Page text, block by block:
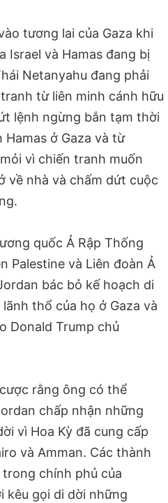
tương lai của Gaza khi
Israel và Hamas đang bị
Netanyahu đang phải
từ liên minh cánh hữu
lệnh ngừng bắn tạm thời
ở Gaza và từ
vì chiến tranh muốn
về nhà và chấm dứt cuộc
quốc Ả Rập Thống
Palestine và Liên đoàn Ả
bác bỏ kế hoạch di
thổ của họ ở Gaza và
Donald Trump chủ
rằng ông có thể
chấp nhận những
vì Hoa Kỳ đã cung cấp
và Amman. Các thành
chính phủ của
kêu gọi di dời những